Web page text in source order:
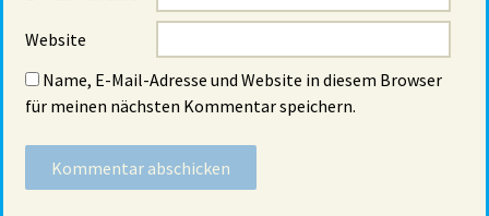
Website
Name, E-Mail-Adresse und Website in diesem Browser
für meinen nächsten Kommentar speichern.